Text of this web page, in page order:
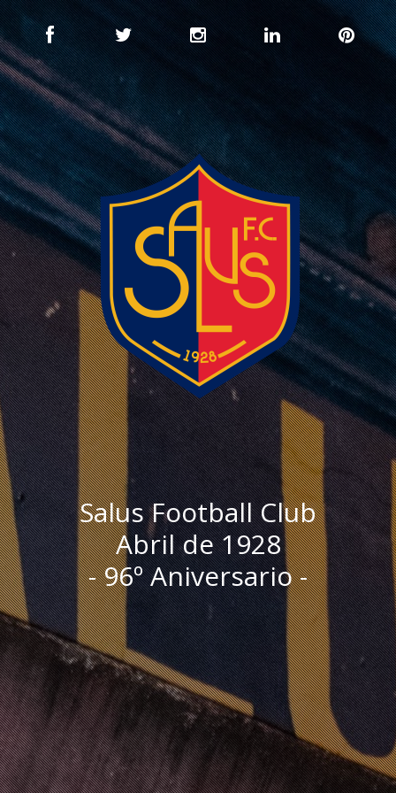
I
Salus Football Club
Abril de 1928
- 96º Aniversario -